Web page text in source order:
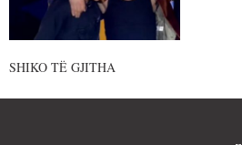
SHIKO TË GJITHA